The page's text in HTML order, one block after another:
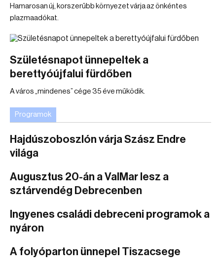
Hamarosan új, korszerűbb környezet várja az önkéntes
plazmaadókat.
Születésnapot ünnepeltek a
berettyóújfalui fürdőben
A város „mindenes” cége 35 éve működik.
Programok
Hajdúszoboszlón várja Szász Endre
világa
Augusztus 20-án a ValMar lesz a
sztárvendég Debrecenben
Ingyenes családi debreceni programok a
nyáron
A folyóparton ünnepel Tiszacsege